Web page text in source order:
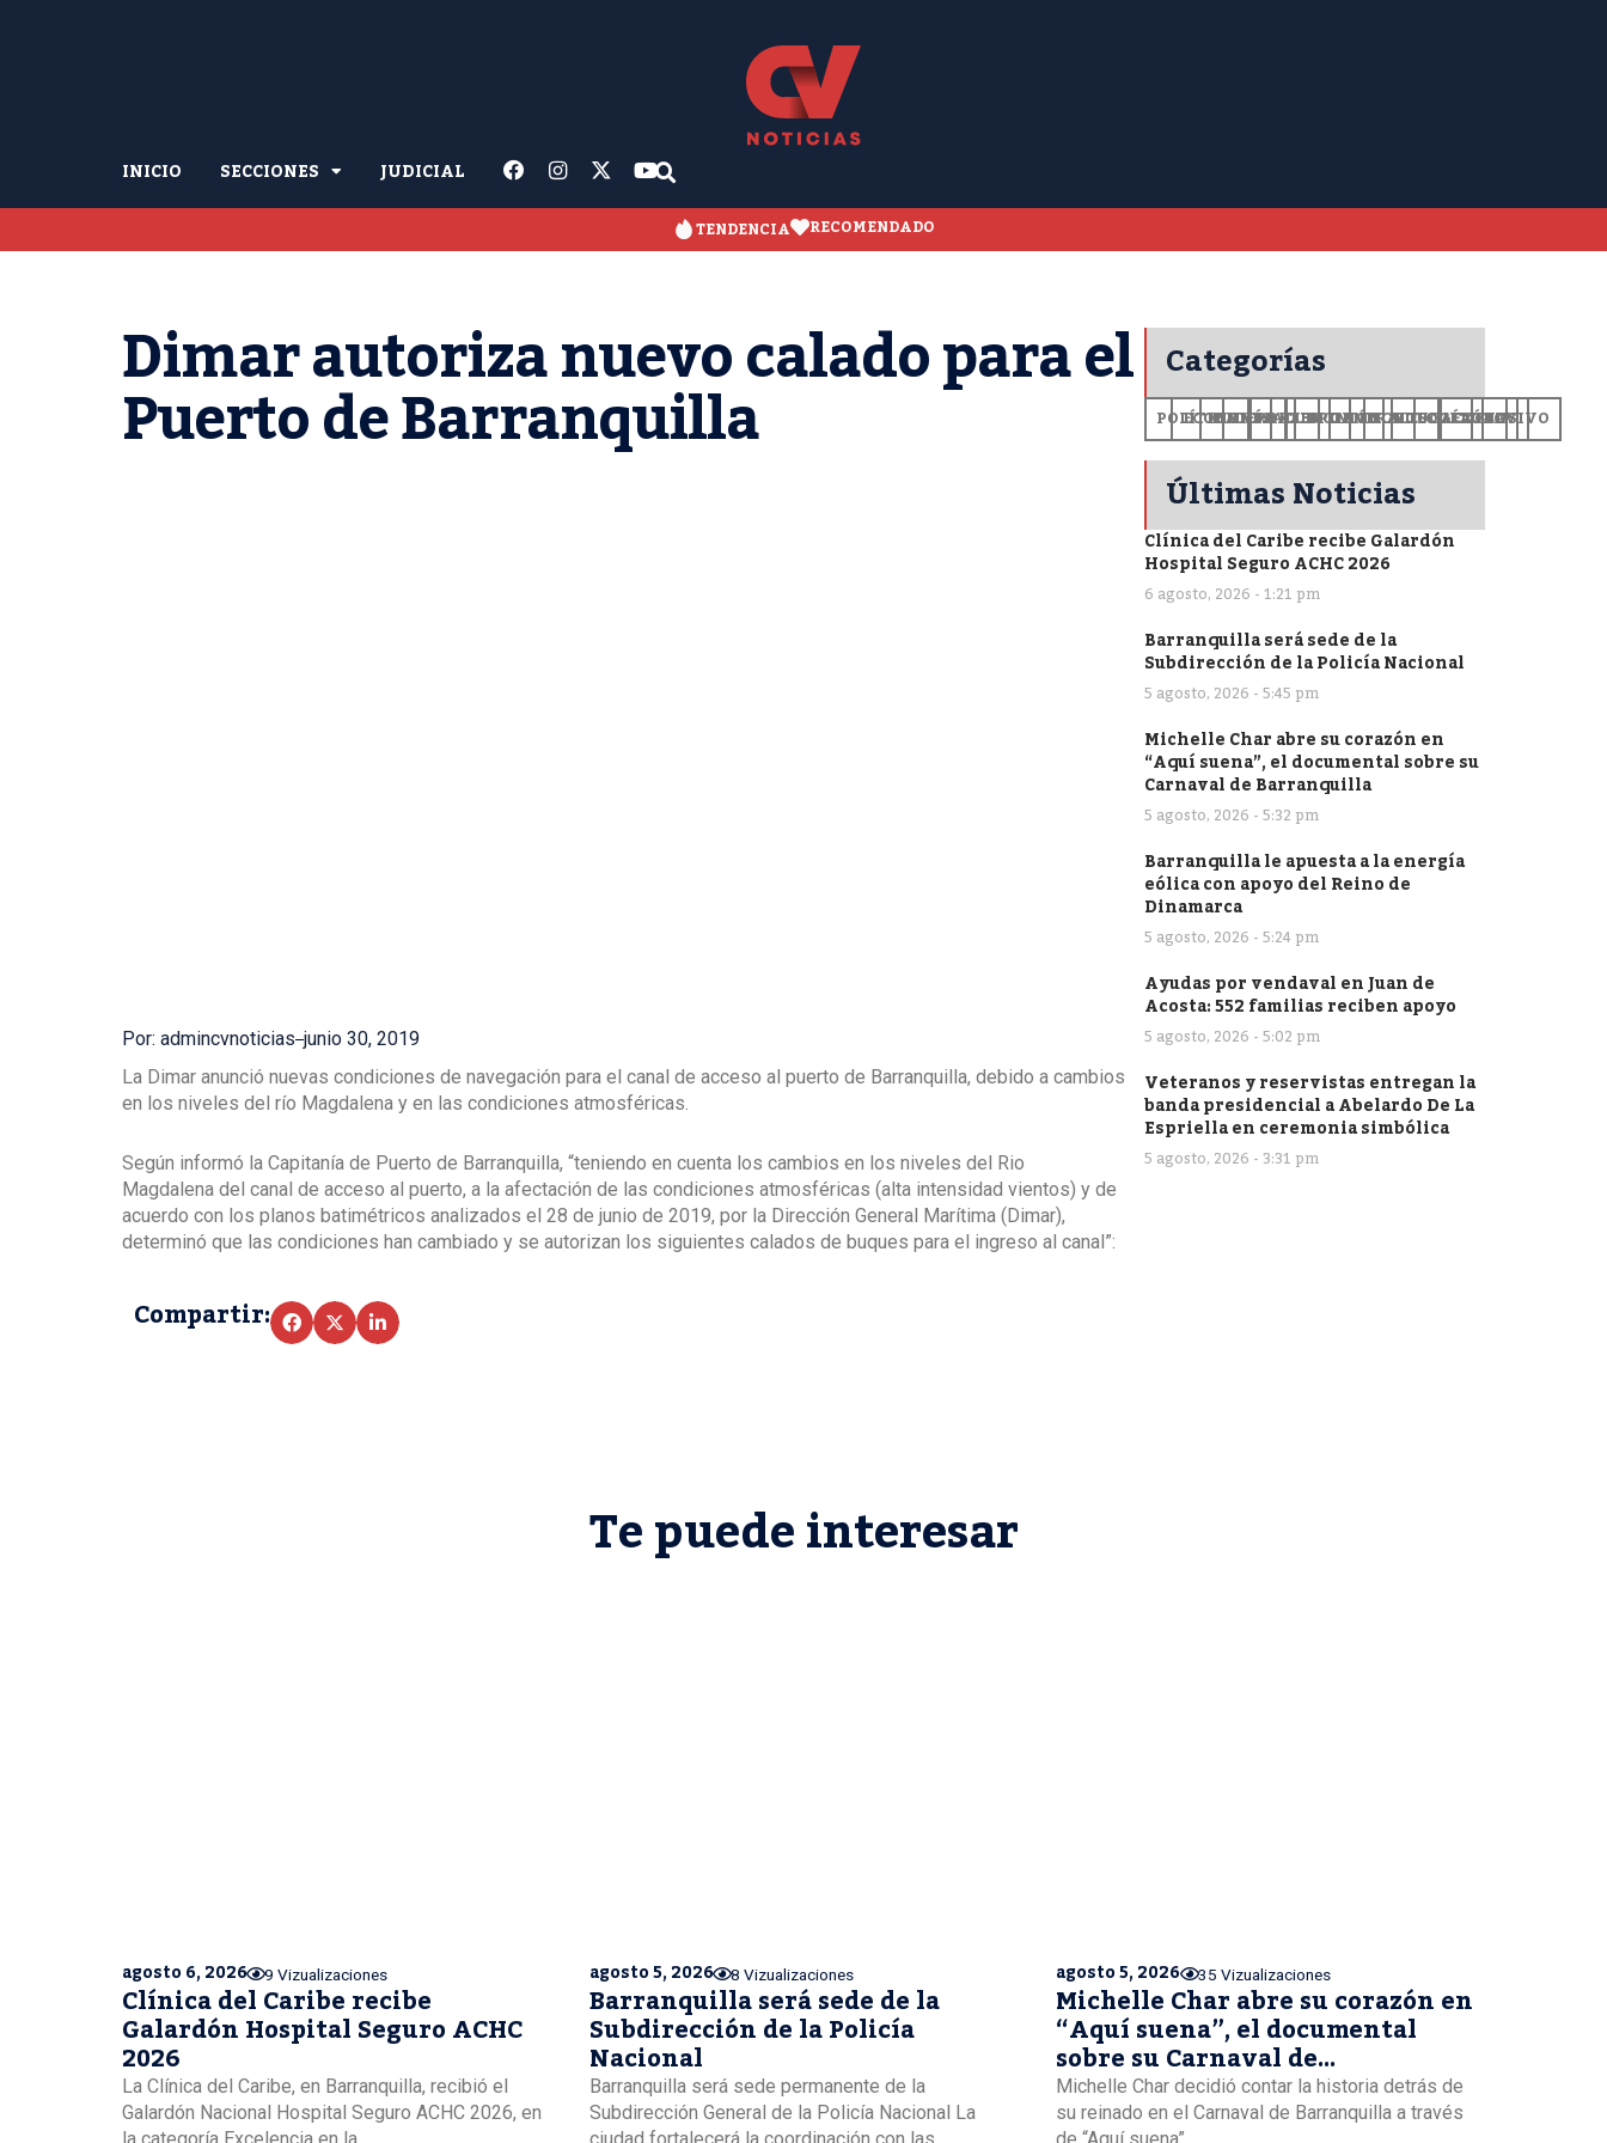
INICIO SECCIONES JUDICIAL
TENDENCIA RECOMENDADO
Dimar autoriza nuevo calado para el
Puerto de Barranquilla
Por: admincvnoticias junio 30, 2019
La Dimar anunció nuevas condiciones de navegación para el canal de acceso al puerto de Barranquilla, debido a cambios
en los niveles del río Magdalena y en las condiciones atmosféricas.
Según informó la Capitanía de Puerto de Barranquilla, “teniendo en cuenta los cambios en los niveles del Rio
Magdalena del canal de acceso al puerto, a la afectación de las condiciones atmosféricas (alta intensidad vientos) y de
acuerdo con los planos batimétricos analizados el 28 de junio de 2019, por la Dirección General Marítima (Dimar),
determinó que las condiciones han cambiado y se autorizan los siguientes calados de buques para el ingreso al canal”:
Compartir:
Categorías
POLÍTICA
ECONOMÍA
MUNDO
DEPORTES
SALUD
CIENCIA
OPINIÓN
GENERALES
TECNOLOGÍA
EDUCACIÓN
CULTURA
EXCLUSIVO
+CV
Últimas Noticias
Clínica del Caribe recibe Galardón
Hospital Seguro ACHC 2026
6 agosto, 2026 - 1:21 pm
Barranquilla será sede de la
Subdirección de la Policía Nacional
5 agosto, 2026 - 5:45 pm
Michelle Char abre su corazón en
“Aquí suena”, el documental sobre su
Carnaval de Barranquilla
5 agosto, 2026 - 5:32 pm
Barranquilla le apuesta a la energía
eólica con apoyo del Reino de
Dinamarca
5 agosto, 2026 - 5:24 pm
Ayudas por vendaval en Juan de
Acosta: 552 familias reciben apoyo
5 agosto, 2026 - 5:02 pm
Veteranos y reservistas entregan la
banda presidencial a Abelardo De La
Espriella en ceremonia simbólica
5 agosto, 2026 - 3:31 pm
Te puede interesar
agosto 6, 2026 9 Vizualizaciones
Clínica del Caribe recibe
Galardón Hospital Seguro ACHC
2026
La Clínica del Caribe, en Barranquilla, recibió el
Galardón Nacional Hospital Seguro ACHC 2026, en
agosto 5, 2026 8 Vizualizaciones
Barranquilla será sede de la
Subdirección de la Policía
Nacional
Barranquilla será sede permanente de la
Subdirección General de la Policía Nacional La
agosto 5, 2026 35 Vizualizaciones
Michelle Char abre su corazón en
“Aquí suena”, el documental
sobre su Carnaval de
Barranquilla
Michelle Char decidió contar la historia detrás de
su reinado en el Carnaval de Barranquilla a través